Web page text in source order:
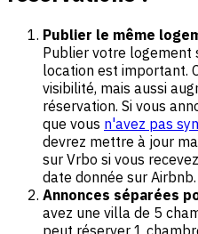
Publier le même
Publier votre
location est important.
visibilité, mais aussi
réservation. Si vous
que vous n'avez pas
devrez mettre à jour
sur Vrbo si vous
date donnée sur Airbnb.
Annonces séparées
avez une villa de 5